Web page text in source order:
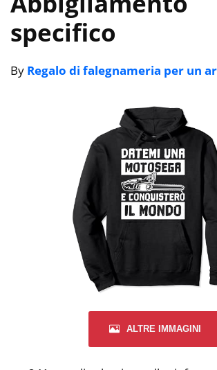
specifico
By Regalo di falegnameria per un
ALTRE IMMAGINI